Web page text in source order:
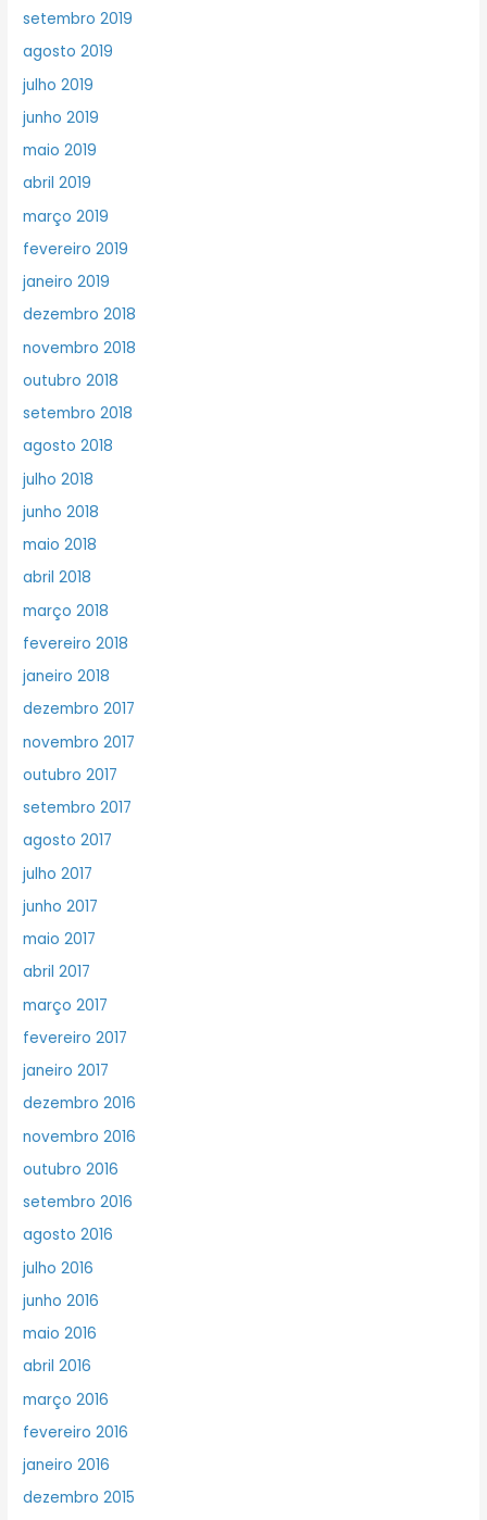
setembro 2019
agosto 2019
julho 2019
junho 2019
maio 2019
abril 2019
março 2019
fevereiro 2019
janeiro 2019
dezembro 2018
novembro 2018
outubro 2018
setembro 2018
agosto 2018
julho 2018
junho 2018
maio 2018
abril 2018
março 2018
fevereiro 2018
janeiro 2018
dezembro 2017
novembro 2017
outubro 2017
setembro 2017
agosto 2017
julho 2017
junho 2017
maio 2017
abril 2017
março 2017
fevereiro 2017
janeiro 2017
dezembro 2016
novembro 2016
outubro 2016
setembro 2016
agosto 2016
julho 2016
junho 2016
maio 2016
abril 2016
março 2016
fevereiro 2016
janeiro 2016
dezembro 2015